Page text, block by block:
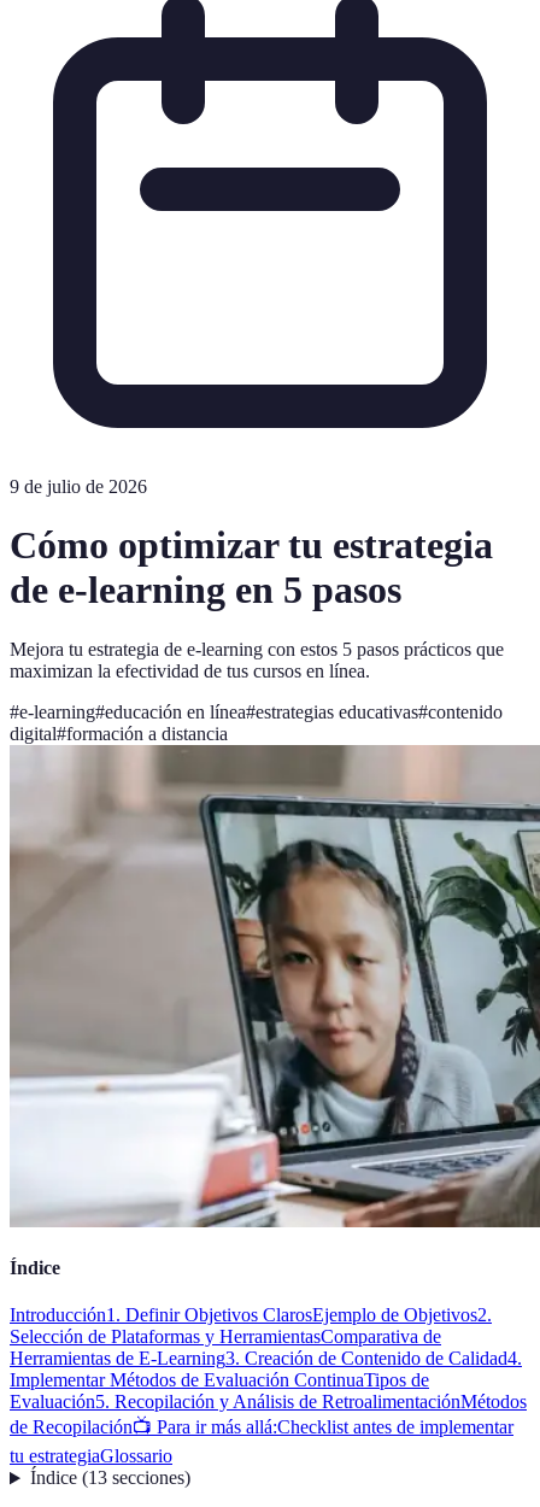
9 de julio de 2026
Cómo optimizar tu estrategia
de e-learning en 5 pasos
Mejora tu estrategia de e-learning con estos 5 pasos prácticos que
maximizan la efectividad de tus cursos en línea.
#e-learning#educación en línea#estrategias educativas#contenido
digital#formación a distancia
Índice
Introducción1. Definir Objetivos ClarosEjemplo de Objetivos2.
Selección de Plataformas y HerramientasComparativa de
Herramientas de E-Learning3. Creación de Contenido de Calidad4.
Implementar Métodos de Evaluación ContinuaTipos de
Evaluación5. Recopilación y Análisis de RetroalimentaciónMétodos
de Recopilación📺 Para ir más allá:Checklist antes de implementar
tu estrategiaGlossario
Índice(13 secciones)